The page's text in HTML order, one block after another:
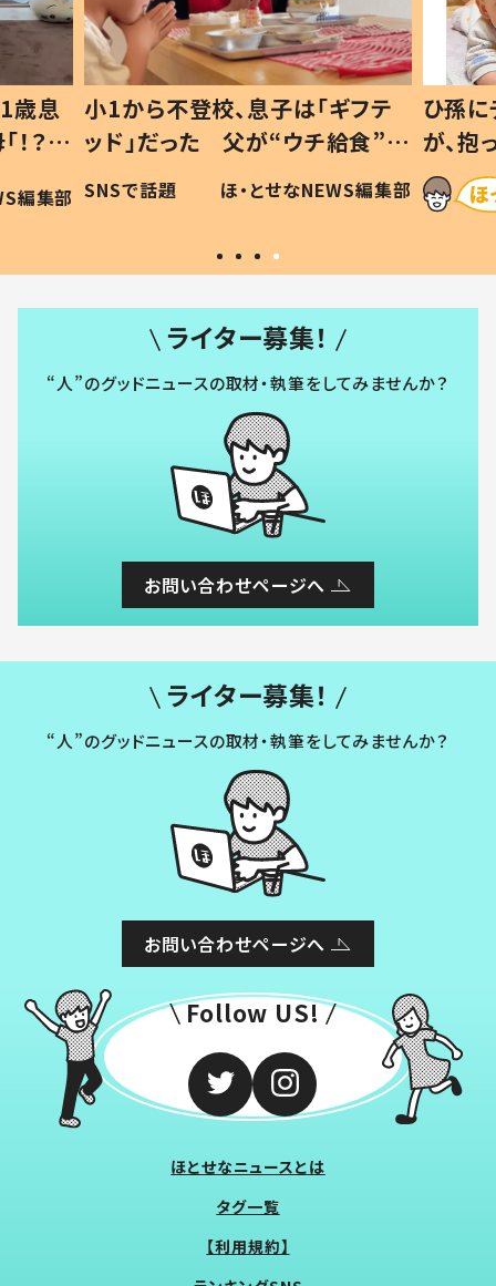
歳息
？」
編集部
小1から不登校、息子は「ギフテ
ッド」だった 父が“ウチ給食”を
作り続ける理由とは #令和の親
#令和の子
SNSで話題 ほ・とせなNEWS編集部
ひ孫
が、
「涙が
い」
ライター募集！
“人”のグッドニュースの取材・執筆をしてみませんか？
お問い合わせページへ
ライター募集！
“人”のグッドニュースの取材・執筆をしてみませんか？
お問い合わせページへ
Follow US!
ほとせなニュースとは
タグ一覧
【利用規約】